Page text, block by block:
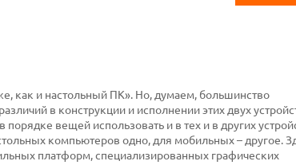
как и настольный ПК». Но, думаем, большинство
в конструкции и исполнении этих двух
вещей использовать и в тех и в других
компьютеров одно, для мобильных – другое.
платформ, специализированных графических